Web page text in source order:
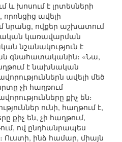
և խոսում է լրտեսների
ավելի
նրանց, ովքեր աշխատում
կառավարման
նշանակություն է
գնահատականին։ «Նա,
է նախնական
ավելի մեծ
չի հաղթում
քիչ են։
ունի, հաղթում է,
քիչ են, չի հաղթում,
ով ընդհանրապես
Ուստի, ինձ համար, միայն